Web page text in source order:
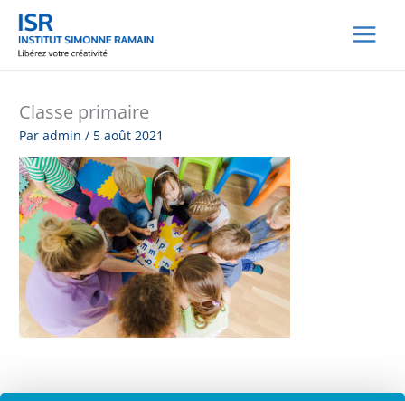
Aller
contenu
Classe primaire
Paradmin/ 5 août 2021